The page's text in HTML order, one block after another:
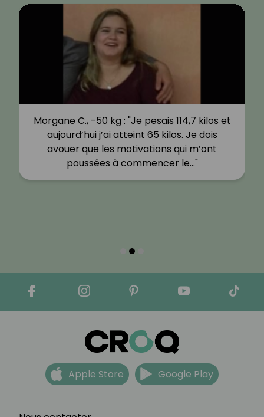
Morgane C., -50 kg : "Je pesais 114,7 kilos et
aujourd’hui j’ai atteint 65 kilos. Je dois
avouer que les motivations qui m’ont
poussées à commencer le…"
Apple Store Google Play